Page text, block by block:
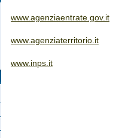
www.agenziaentrate.gov.it
www.agenziaterritorio.it
www.inps.it